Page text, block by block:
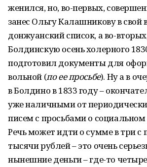
женился, но, во-первых,
занес Ольгу Калашникову в свой
донжуанский список, а во-
Болдинскую осень холерного
подготовил документы для
вольной (по ее просьбе). Ну а в
в Болдино в 1833 году –
уже наличными от
писем с просьбами о социальном
Речь может идти о сумме в три с
тысячи рублей – это очень
нынешние деньги – где-то